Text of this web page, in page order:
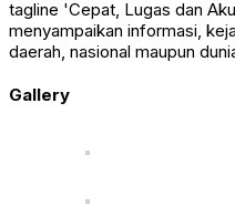
tagline 'Cepat, Lugas dan
menyampaikan informasi,
daerah, nasional maupun
Gallery